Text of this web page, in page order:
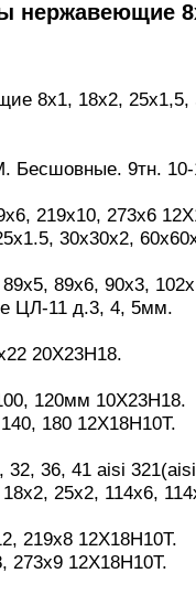
нержавеющие
8х1, 18х2, 25х1,5,
Бесшовные. 9тн. 10-
219х10, 273х6
30х30х2,
89х6, 90х3,
ЦЛ-11 д.3, 4, 5мм.
20Х23Н18.
120мм 10Х23Н18.
180 12Х18Н10Т.
32, 36, 41 aisi
25х2, 114х6,
219х8 12Х18Н10Т.
273х9 12Х18Н10Т.